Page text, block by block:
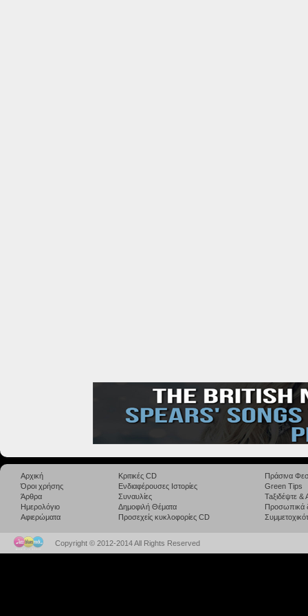
Αρχική
Όροι χρήσης
Άρθρα
Ημερολόγιο
Αφιερώματα
Κριτικές CD
Ενδιαφέρουσες Ιστορίες
Συναυλίες
Δημοφιλή Θέματα
Προσεχείς κυκλοφορίες CD
Πράσινα
Green Tips
Taξιδέψτε
Προσωπικά
Copyright © 2012-2014 All Rights Reserved